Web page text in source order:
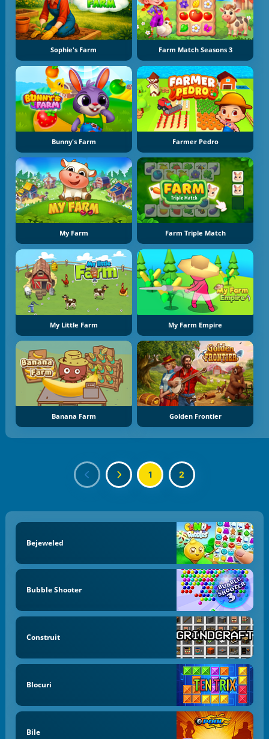
Sophie's Farm Farm Match Seasons 3
Bunny's Farm Farmer Pedro
My Farm Farm Triple Match
My Little Farm My Farm Empire
Banana Farm Golden Frontier
1 2
Bejeweled
Bubble Shooter
Construit
Blocuri
Bile